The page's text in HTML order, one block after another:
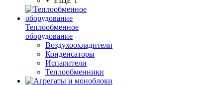
Теплообменное
оборудование
Воздухоохладители
Конденсаторы
Испарители
Теплообменники